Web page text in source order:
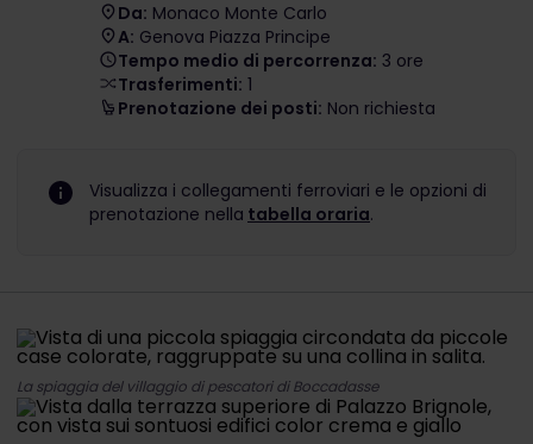
Da: Monaco Monte Carlo
A: Genova Piazza Principe
Tempo medio di percorrenza: 3 ore
Trasferimenti: 1
Prenotazione dei posti: Non richiesta
Visualizza i collegamenti ferroviari e le opzioni di
prenotazione nella tabella oraria.
La spiaggia del villaggio di pescatori di Boccadasse